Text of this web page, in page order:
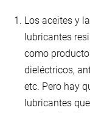
Los aceites y
lubricantes
como
dieléctricos,
etc. Pero hay
lubricantes